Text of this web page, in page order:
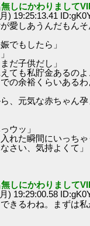
無しにかわりまして
) 19:25:13.41
愛しあうんだもん
でもしたら」
だ子供だし」
ても私貯金あるの
の余裕くらいあるわ
、元気な赤ちゃん
ウッ」
れた瞬間にいっちゃ
さい、気持よくて」
無しにかわりまして
) 19:29:00.58
きるわね。まずは